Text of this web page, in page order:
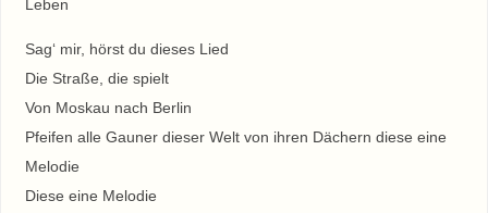
Leben
Sag‘ mir, hörst du dieses Lied
Die Straße, die spielt
Von Moskau nach Berlin
Pfeifen alle Gauner dieser Welt von ihren Dächern diese eine
Melodie
Diese eine Melodie